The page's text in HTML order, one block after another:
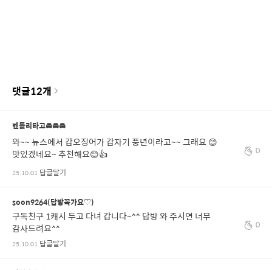
댓글12개
벤틀리타고🚘🚘🚘
와~~ 뉴스에서 갑오징어가 갑자기 풍년이라고~~ 그래요 😊
맛있겠네요~ 추천해요😊👍
25.10.01 답글달기
0
soon9264(답방꼭가요♡)
구독친구 1캐시 두고 다녀 갑니다~^^ 답방 와 주시면 너무
감사드려요^^
25.10.01 답글달기
0